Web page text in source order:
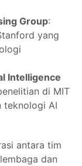
Group:
yang
Intelligence
di MIT
teknologi AI
antara tim
dan